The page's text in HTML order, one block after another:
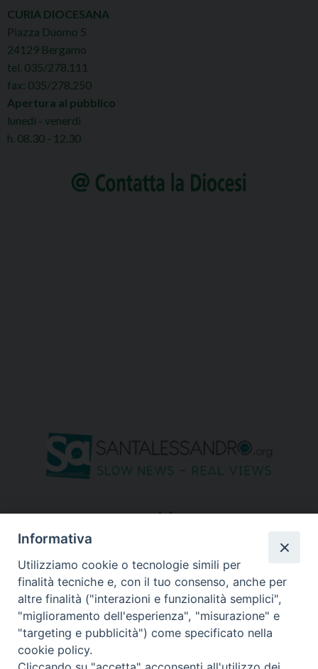
CURIA DIOCESANA
Piazza Duomo 5
24129 Bergamo
tel. 035/278.111
fax: 035/278.250
Apertura al pubblico
lunedì - venerdì
h. 08.30 - 12.30
seguici su
Informativa
Utilizziamo cookie o tecnologie simili per
finalità tecniche e, con il tuo consenso, anche per
altre finalità ("interazioni e funzionalità semplici",
"miglioramento dell'esperienza", "misurazione" e
"targeting e pubblicità") come specificato nella
cookie policy.